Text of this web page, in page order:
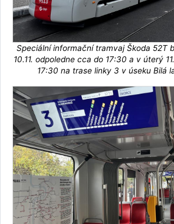
Speciální informační tramvaj Škoda 52T
10.11. odpoledne cca do 17:30 a v úterý
17:30 na trase linky 3 v úseku Bilá